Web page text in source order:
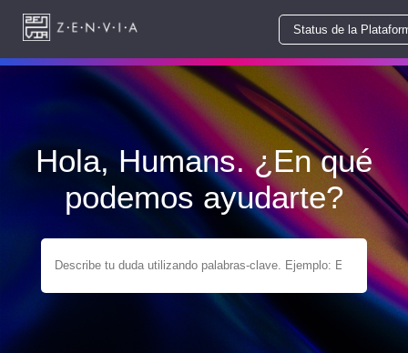
Status de la
Hola, Humans. ¿En qué
podemos ayudarte?